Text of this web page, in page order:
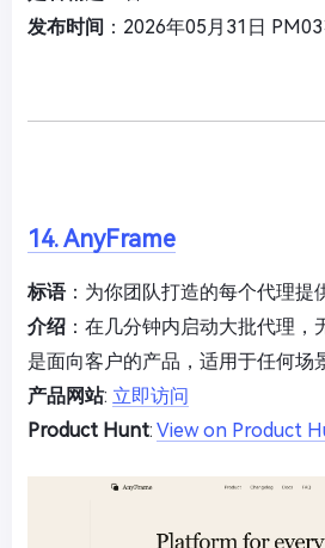
发布时间 ：2026年05月31日
14. AnyFrame
标语：为你团队打造的每个代理提
介绍 ：在几分钟内启动大批代理
是面向客户的产品，适用于任何场
产品网站: 立即访问
Product Hunt: View on Product